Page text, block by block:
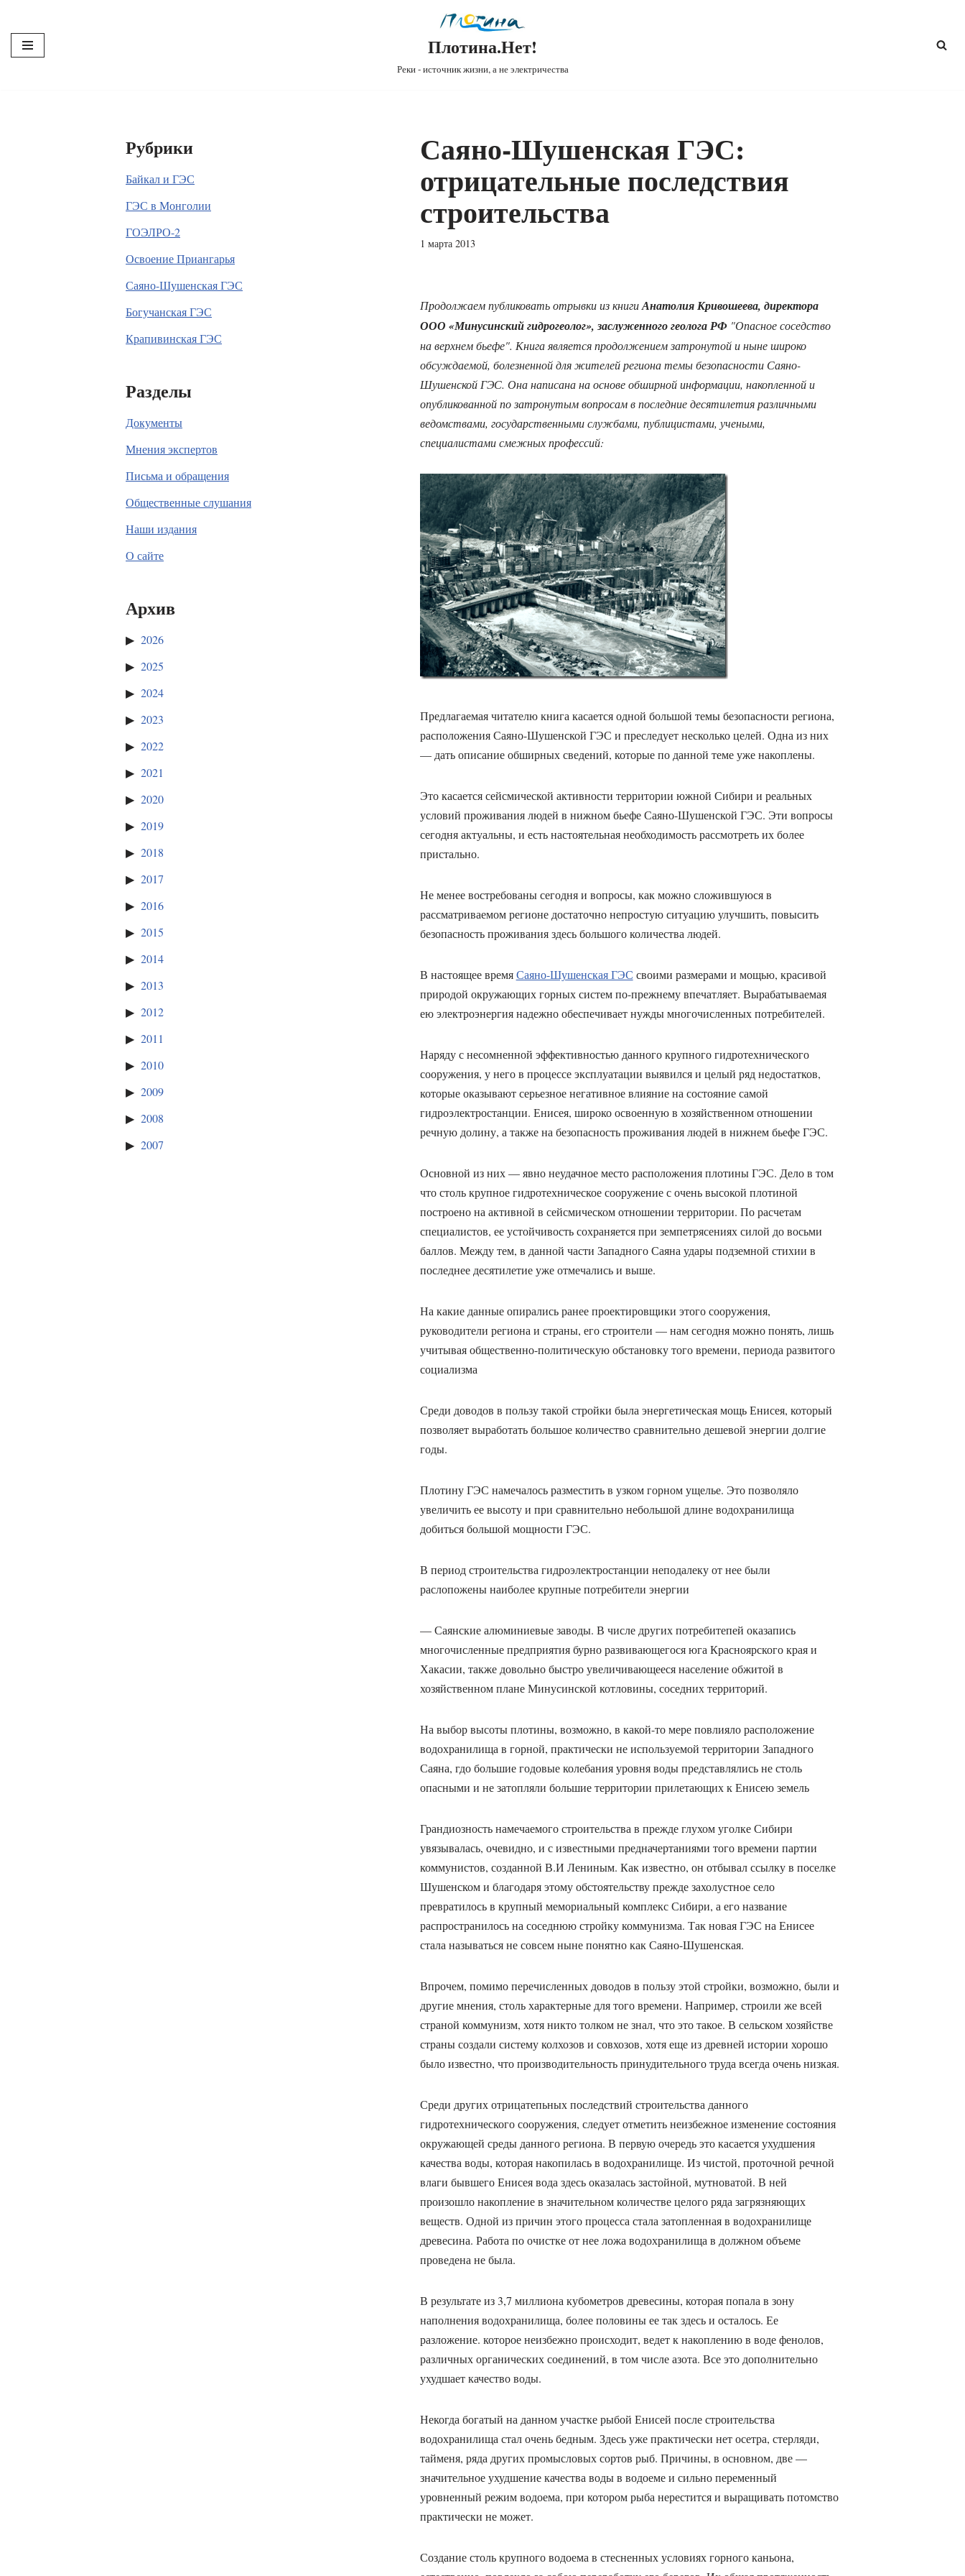
Перейти
к
Плотина.Нет!
Реки - источник жизни, а не электричества
Рубрики
Байкал и ГЭС
ГЭС в Монголии
ГОЭЛРО-2
Освоение Приангарья
Саяно-Шушенская ГЭС
Богучанская ГЭС
Крапивинская ГЭС
Разделы
Документы
Мнения экспертов
Письма и обращения
Общественные слушания
Наши издания
О сайте
Архив
2026
2025
2024
2023
2022
2021
2020
2019
2018
2017
2016
2015
2014
2013
2012
2011
2010
2009
2008
2007
Саяно-Шушенская ГЭС:
отрицательные последствия
строительства
1 марта 2013
Продолжаем публиковать отрывки из книгиАнатолия Кривошеева, директора
ООО «Минусинский гидрогеолог», заслуженного геолога РФ"Опасное соседство
на верхнем бьефе". Книга является продолжением затронутой и ныне широко
обсуждаемой, болезненной для жителей региона темы безопасности Саяно-
Шушенской ГЭС. Она написана на основе обширной информации, накопленной и
опубликованной по затронутым вопросам в последние десятилетия различными
ведомствами, государственными службами, публицистами, учеными,
специалистами смежных профессий:
Предлагаемая читателю книга касается одной большой темы безопасности региона,
расположения Саяно-Шушенской ГЭС и преследует несколько целей. Одна из них
— дать описание обширных сведений, которые по данной теме уже накоплены.
Это касается сейсмической активности территории южной Сибири и реальных
условий проживания людей в нижном бьефе Саяно-Шушенской ГЭС. Эти вопросы
сегодня актуальны, и есть настоятельная необходимость рассмотреть их более
пристально.
Не менее востребованы сегодня и вопросы, как можно сложившуюся в
рассматриваемом регионе достаточно непростую ситуацию улучшить, повысить
безопасность проживания здесь большого количества людей.
В настоящее времяСаяно-Шушенская ГЭС своими размерами и мощью, красивой
природой окружающих горных систем по-прежнему впечатляет. Вырабатываемая
ею электроэнергия надежно обеспечивает нужды многочисленных потребителей.
Наряду с несомненной эффективностью данного крупного гидротехнического
сооружения, у него в процессе эксплуатации выявился и целый ряд недостатков,
которые оказывают серьезное негативное влияние на состояние самой
гидроэлектростанции. Енисея, широко освоенную в хозяйственном отношении
речную долину, а также на безопасность проживания людей в нижнем бьефе ГЭС.
Основной из них — явно неудачное место расположения плотины ГЭС. Дело в том
что столь крупное гидротехническое сооружение с очень высокой плотиной
построено на активной в сейсмическом отношении территории. По расчетам
специалистов, ее устойчивость сохраняется при земпетрясениях силой до восьми
баллов. Между тем, в данной части Западного Саяна удары подземной стихии в
последнее десятилетие уже отмечались и выше.
На какие данные опирались ранее проектировщики этого сооружения,
руководители региона и страны, его строители — нам сегодня можно понять, лишь
учитывая общественно-политическую обстановку того времени, периода развитого
социализма
Среди доводов в пользу такой стройки была энергетическая мощь Енисея, который
позволяет выработать большое количество сравнительно дешевой энергии долгие
годы.
Плотину ГЭС намечалось разместить в узком горном ущелье. Это позволяло
увеличить ее высоту и при сравнительно небольшой длине водохранилища
добиться большой мощности ГЭС.
В период строительства гидроэлектростанции неподалеку от нее были
раслопожены наиболее крупные потребители энергии
— Саянские алюминиевые заводы. В числе других потребитепей оказапись
многочисленные предприятия бурно развивающегося юга Красноярского края и
Хакасии, также довольно быстро увеличивающееся население обжитой в
хозяйственном плане Минусинской котловины, соседних территорий.
На выбор высоты плотины, возможно, в какой-то мере повлияло расположение
водохранилища в горной, практически не используемой территории Западного
Саяна, гдо большие годовые колебания уровня воды представлялись не столь
опасными и не затопляли большие территории прилетающих к Енисею земель
Грандиозность намечаемого строительства в прежде глухом уголке Сибири
увязывалась, очевидно, и с известными предначертаниями того времени партии
коммунистов, созданной В.И Лениным. Как известно, он отбывал ссылку в поселке
Шушенском и благодаря этому обстоятельству прежде захолустное село
превратилось в крупный мемориальный комплекс Сибири, а его название
распространилось на соседнюю стройку коммунизма. Так новая ГЭС на Енисее
стала называться не совсем ныне понятно как Саяно-Шушенская.
Впрочем, помимо перечисленных доводов в пользу этой стройки, возможно, были и
другие мнения, столь характерные для того времени. Например, строили же всей
страной коммунизм, хотя никто толком не знал, что это такое. В сельском хозяйстве
страны создали систему колхозов и совхозов, хотя еще из древней истории хорошо
было известно, что производительность принудительного труда всегда очень низкая.
Среди других отрицатепьных последствий строительства данного
гидротехнического сооружения, следует отметить неизбежное изменение состояния
окружающей среды данного региона. В первую очередь это касается ухудшения
качества воды, которая накопилась в водохранилище. Из чистой, проточной речной
влаги бывшего Енисея вода здесь оказалась застойной, мутноватой. В ней
произошло накопление в значительном количестве целого ряда загрязняющих
веществ. Одной из причин этого процесса стала затопленная в водохранилище
древесина. Работа по очистке от нее ложа водохранилища в должном объеме
проведена не была.
В результате из 3,7 миллиона кубометров древесины, которая попала в зону
наполнения водохранилища, более половины ее так здесь и осталось. Ее
разложение. которое неизбежно происходит, ведет к накоплению в воде фенолов,
различных органических соединений, в том числе азота. Все это дополнительно
ухудшает качество воды.
Некогда богатый на данном участке рыбой Енисей после строительства
водохранилища стал очень бедным. Здесь уже практически нет осетра, стерляди,
тайменя, ряда других промысловых сортов рыб. Причины, в основном, две —
значительное ухудшение качества воды в водоеме и сильно переменный
уровненный режим водоема, при котором рыба нерестится и выращивать потомство
практически не может.
Создание столь крупного водоема в стесненных условиях горного каньона,